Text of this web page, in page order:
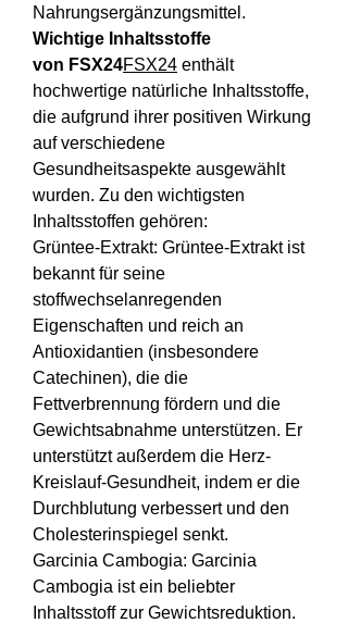
Nahrungsergänzungsmittel.
Wichtige Inhaltsstoffe
von FSX24FSX24 enthält
hochwertige natürliche Inhaltsstoffe,
die aufgrund ihrer positiven Wirkung
auf verschiedene
Gesundheitsaspekte ausgewählt
wurden. Zu den wichtigsten
Inhaltsstoffen gehören:
Grüntee-Extrakt: Grüntee-Extrakt ist
bekannt für seine
stoffwechselanregenden
Eigenschaften und reich an
Antioxidantien (insbesondere
Catechinen), die die
Fettverbrennung fördern und die
Gewichtsabnahme unterstützen. Er
unterstützt außerdem die Herz-
Kreislauf-Gesundheit, indem er die
Durchblutung verbessert und den
Cholesterinspiegel senkt.
Garcinia Cambogia: Garcinia
Cambogia ist ein beliebter
Inhaltsstoff zur Gewichtsreduktion.